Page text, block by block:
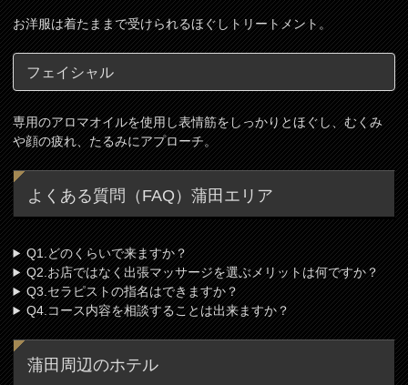
お洋服は着たままで受けられるほぐしトリートメント。
フェイシャル
専用のアロマオイルを使用し表情筋をしっかりとほぐし、むくみ
や顔の疲れ、たるみにアプローチ。
よくある質問（FAQ）蒲田エリア
Q1.どのくらいで来ますか？
Q2.お店ではなく出張マッサージを選ぶメリットは何ですか？
Q3.セラピストの指名はできますか？
Q4.コース内容を相談することは出来ますか？
蒲田周辺のホテル